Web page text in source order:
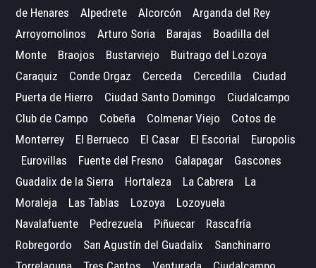
de Henares
Alpedrete Alcorcón
Arganda del Rey
Arroyomolinos
Arturo Soria Barajas
Boadilla del
Monte
Braojos Bustarviejo
Buitrago del Lozoya
Caraquiz
Conde Orgaz Cerceda Cercedilla
Ciudad
Puerta de Hierro
Ciudad Santo Domingo
Ciudalcampo
Club de Campo
Cobeña Colmenar Viejo
Cotos de
Monterrey
El Berrueco El Casar El Escorial
Europolis
Eurovillas
Fuente del Fresno Galapagar
Gascones
Guadalix de la Sierra
Hortaleza La Cabrera
La
Moraleja
Las Tablas Lozoya
Lozoyuela
Navalafuente
Pedrezuela Piñuecar
Rascafría
Robregordo
San Agustín del Guadalix
Sanchinarro